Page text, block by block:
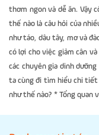
thơm ngon và dễ ăn. Vậy
thế nào là câu hỏi của
như táo, dâu tây, mơ và
có lợi cho việc giảm cân
các chuyên gia dinh
ta cùng đi tìm hiểu chi tiết
như thế nào? * Tổng quan